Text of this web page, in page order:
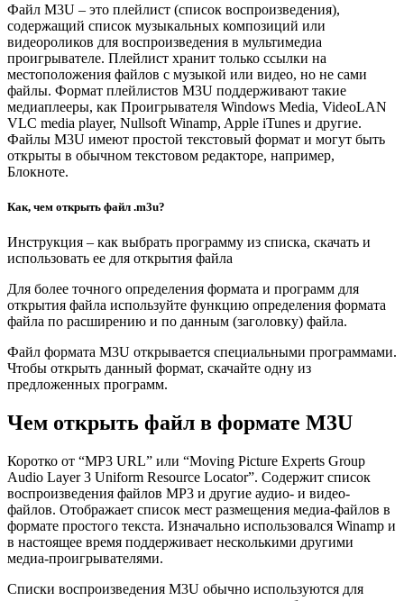
Файл M3U – это плейлист (список воспроизведения),
содержащий список музыкальных композиций или
видеороликов для воспроизведения в мультимедиа
проигрывателе. Плейлист хранит только ссылки на
местоположения файлов с музыкой или видео, но не сами
файлы. Формат плейлистов M3U поддерживают такие
медиаплееры, как Проигрывателя Windows Media, VideoLAN
VLC media player, Nullsoft Winamp, Apple iTunes и другие.
Файлы M3U имеют простой текстовый формат и могут быть
открыты в обычном текстовом редакторе, например,
Блокноте.
Как, чем открыть файл .m3u?
Инструкция – как выбрать программу из списка, скачать и
использовать ее для открытия файла
Для более точного определения формата и программ для
открытия файла используйте функцию определения формата
файла по расширению и по данным (заголовку) файла.
Файл формата M3U открывается специальными программами.
Чтобы открыть данный формат, скачайте одну из
предложенных программ.
Чем открыть файл в формате M3U
Коротко от “MP3 URL” или “Moving Picture Experts Group
Audio Layer 3 Uniform Resource Locator”. Содержит список
воспроизведения файлов MP3 и другие аудио- и видео-
файлов. Отображает список мест размещения медиа-файлов в
формате простого текста. Изначально использовался Winamp и
в настоящее время поддерживает несколькими другими
медиа-проигрывателями.
Списки воспроизведения M3U обычно используются для